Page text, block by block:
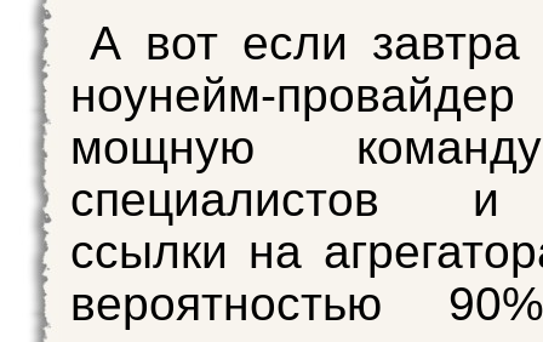
А вот если завтра
ноунейм-
мощную
специалистов и
ссылки на
вероятностью